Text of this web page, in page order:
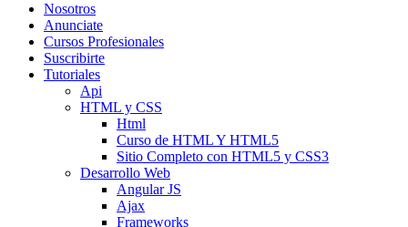
Nosotros
Anunciate
Cursos Profesionales
Suscribirte
Tutoriales
Api
HTML y CSS
Html
Curso de HTML Y HTML5
Sitio Completo con HTML5 y CSS3
Desarrollo Web
Angular JS
Ajax
Frameworks